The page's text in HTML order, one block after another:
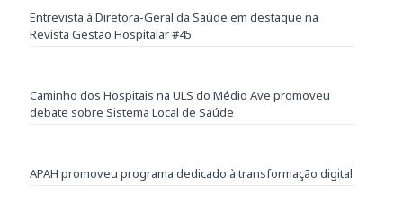
Entrevista à Diretora-Geral da Saúde em destaque na
Revista Gestão Hospitalar #45
Caminho dos Hospitais na ULS do Médio Ave promoveu
debate sobre Sistema Local de Saúde
APAH promoveu programa dedicado à transformação digital